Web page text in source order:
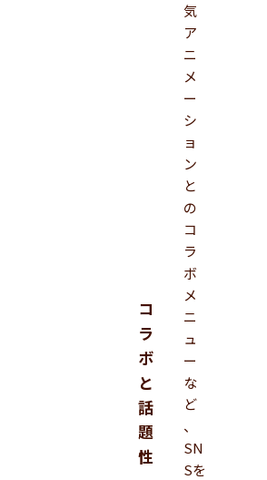
コ
ラ
ボ
と
話
題
性
気
ア
ニ
メ
ー
シ
ョ
ン
と
の
コ
ラ
ボ
メ
ニ
ュ
ー
な
ど
、
SN
Sを